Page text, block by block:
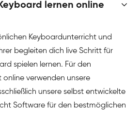
lernen online
Keyboardunterricht und
begleiten dich live Schritt für
spielen lernen. Für den
verwenden unsere
unsere selbst entwickelte
Software für den bestmöglichen